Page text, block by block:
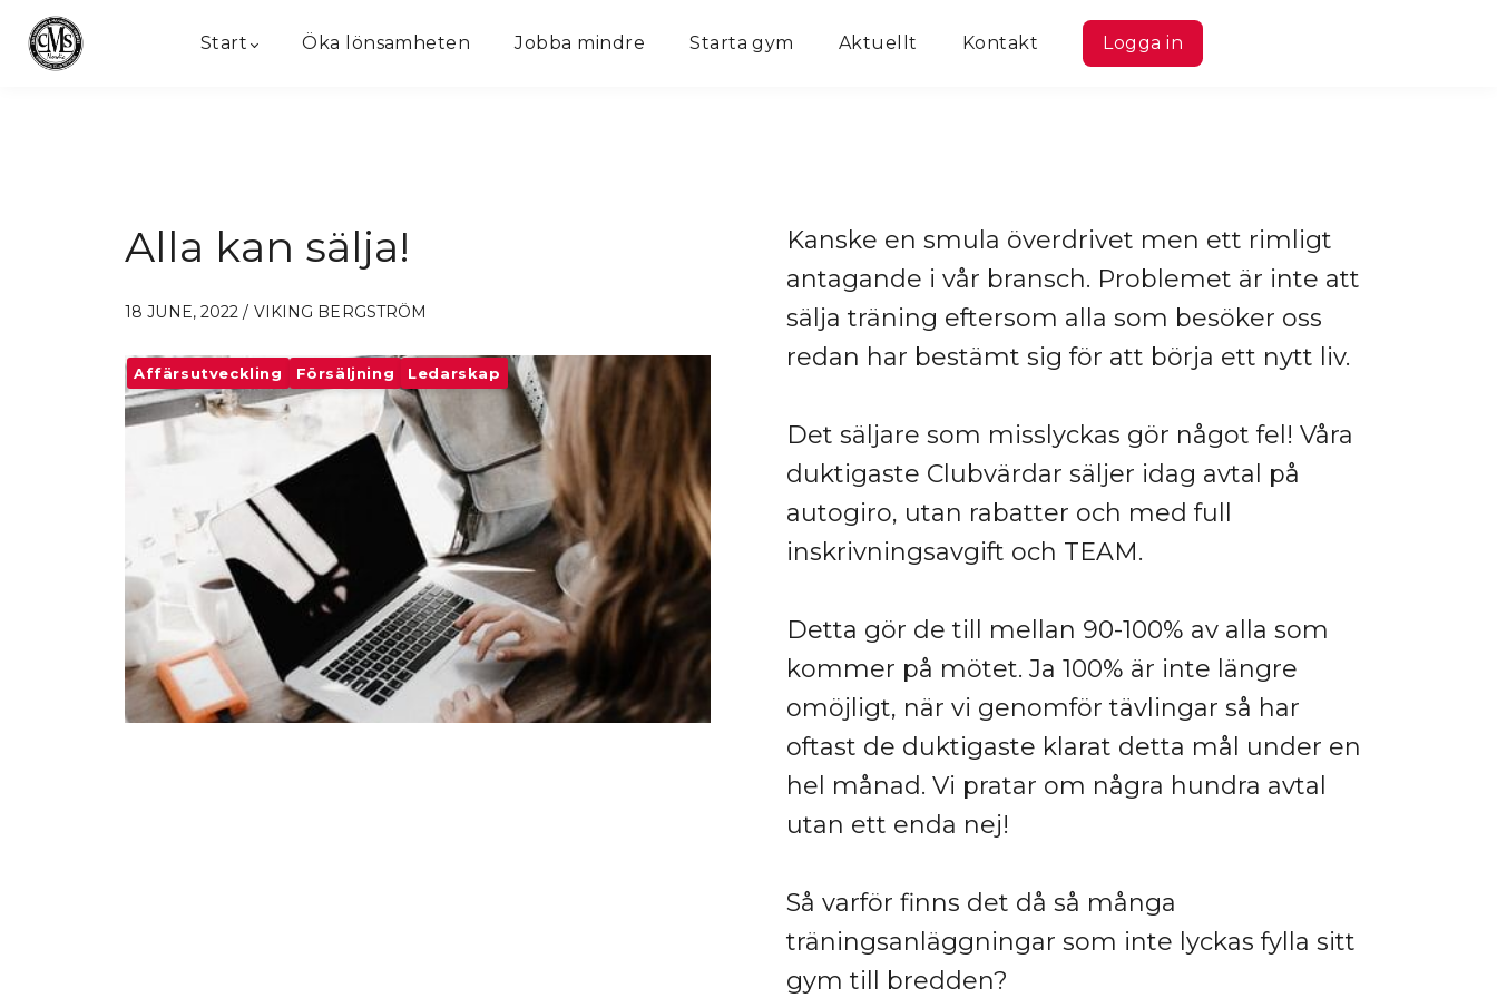
Start Öka lönsamheten Jobba mindre Starta gym Aktuellt Kontakt Logga in
Alla kan sälja!
18 JUNE, 2022 / VIKING BERGSTRÖM
Affärsutveckling Försäljning Ledarskap
Kanske en smula överdrivet men ett rimligt
antagande i vår bransch. Problemet är inte att
sälja träning eftersom alla som besöker oss
redan har bestämt sig för att börja ett nytt liv.
Det säljare som misslyckas gör något fel! Våra
duktigaste Clubvärdar säljer idag avtal på
autogiro, utan rabatter och med full
inskrivningsavgift och TEAM.
Detta gör de till mellan 90-100% av alla som
kommer på mötet. Ja 100% är inte längre
omöjligt, när vi genomför tävlingar så har
oftast de duktigaste klarat detta mål under en
hel månad. Vi pratar om några hundra avtal
utan ett enda nej!
Så varför finns det då så många
träningsanläggningar som inte lyckas fylla sitt
gym till bredden?